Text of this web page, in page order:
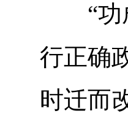
“功成
行正确
时迁而